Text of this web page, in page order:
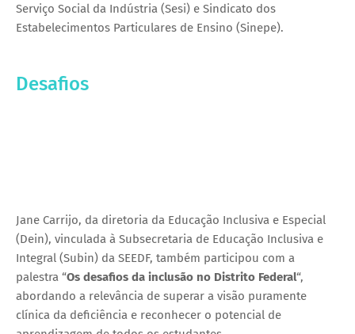
Serviço Social da Indústria (Sesi) e Sindicato dos
Estabelecimentos Particulares de Ensino (Sinepe).
Desafios
Jane Carrijo, da diretoria da Educação Inclusiva e Especial
(Dein), vinculada à Subsecretaria de Educação Inclusiva e
Integral (Subin) da SEEDF, também participou com a
palestra “Os desafios da inclusão no Distrito Federal“,
abordando a relevância de superar a visão puramente
clínica da deficiência e reconhecer o potencial de